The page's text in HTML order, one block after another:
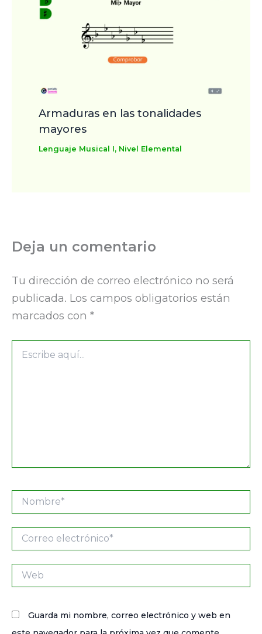
Armaduras en las tonalidades
mayores
Lenguaje Musical I, Nivel Elemental
Deja un comentario
Tu dirección de correo electrónico no será
publicada. Los campos obligatorios están
marcados con *
aquí...
Nombre*
Correo
electrónico*
Web
Guarda mi nombre, correo electrónico y web en